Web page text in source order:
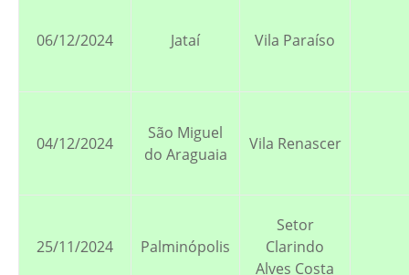
06/12/2024 Jataí Vila Paraíso
04/12/2024
São Miguel
do Araguaia
Vila Renascer
25/11/2024 Palminópolis
Setor
Clarindo
Alves Costa